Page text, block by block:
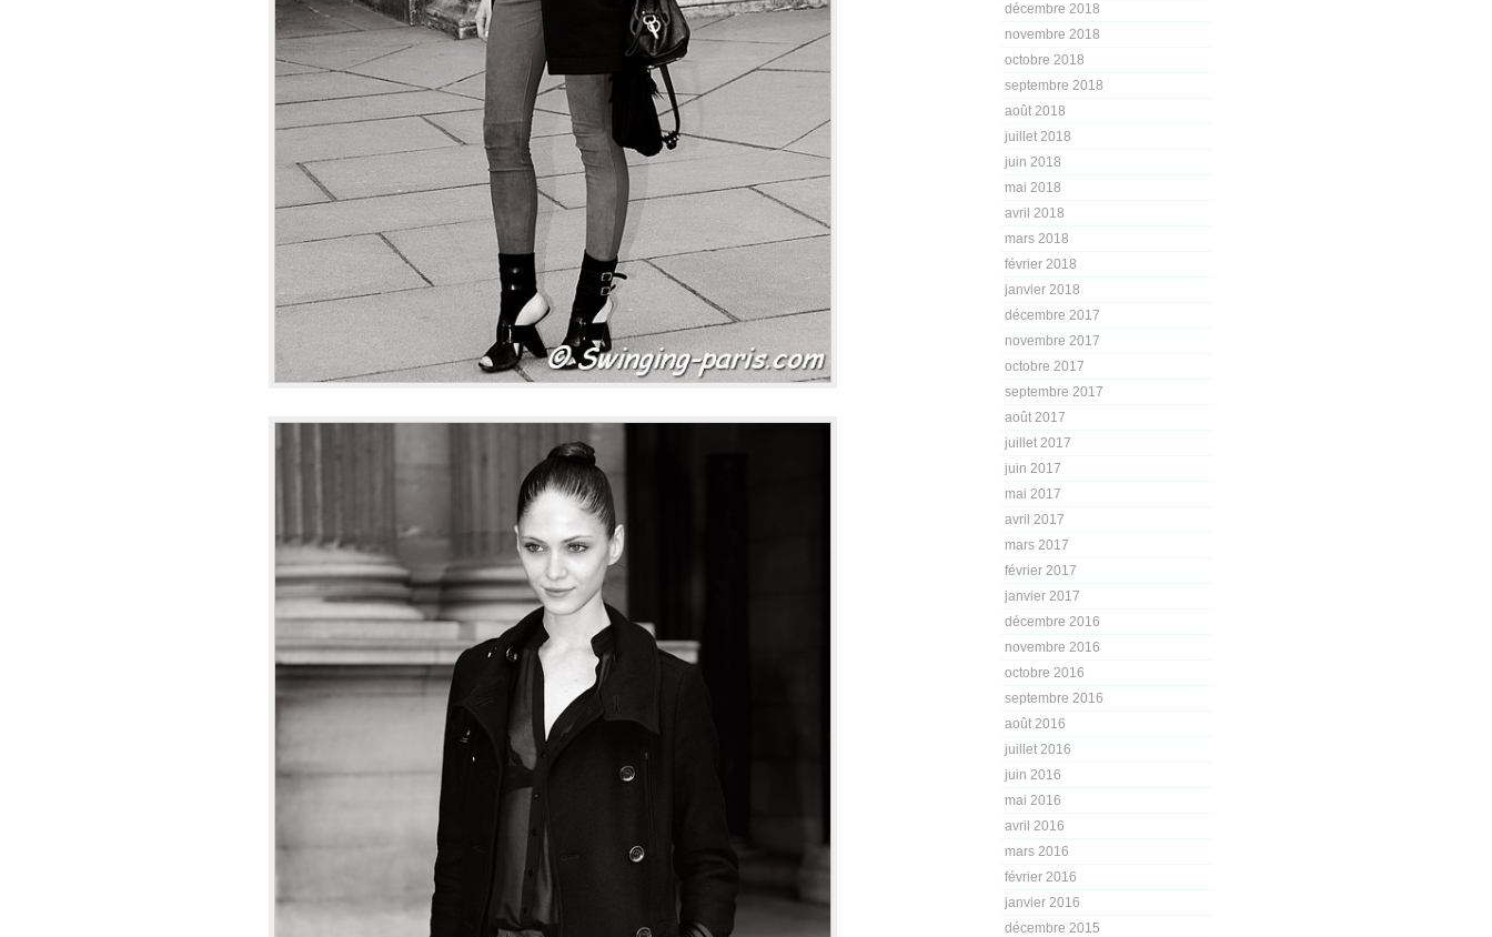
décembre 2018
novembre 2018
octobre 2018
septembre 2018
août 2018
juillet 2018
juin 2018
mai 2018
avril 2018
mars 2018
février 2018
janvier 2018
décembre 2017
novembre 2017
octobre 2017
septembre 2017
août 2017
juillet 2017
juin 2017
mai 2017
avril 2017
mars 2017
février 2017
janvier 2017
décembre 2016
novembre 2016
octobre 2016
septembre 2016
août 2016
juillet 2016
juin 2016
mai 2016
avril 2016
mars 2016
février 2016
janvier 2016
décembre 2015